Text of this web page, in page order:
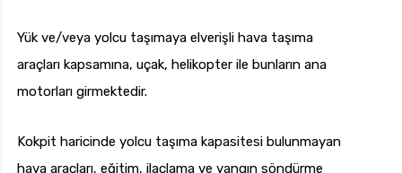
Yük ve/veya yolcu taşımaya elverişli hava taşıma
araçları kapsamına, uçak, helikopter ile bunların ana
motorları girmektedir.
Kokpit haricinde yolcu taşıma kapasitesi bulunmayan
hava araçları, eğitim, ilaçlama ve yangın söndürme